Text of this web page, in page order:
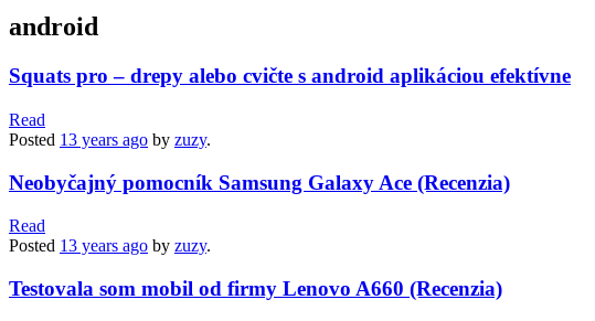
android
Squats pro – drepy alebo cvičte s android aplikáciou efektívne
Read
Posted 13 years ago by zuzy.
Neobyčajný pomocník Samsung Galaxy Ace (Recenzia)
Read
Posted 13 years ago by zuzy.
Testovala som mobil od firmy Lenovo A660 (Recenzia)